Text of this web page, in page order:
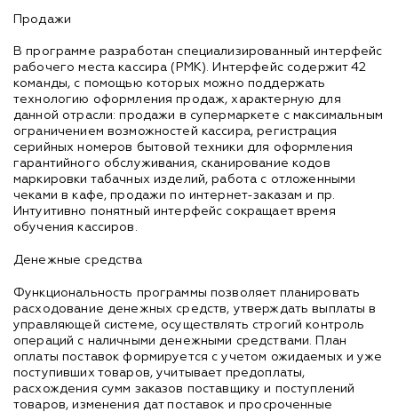
Продажи
В программе разработан специализированный интерфейс
рабочего места кассира (РМК). Интерфейс содержит 42
команды, с помощью которых можно поддержать
технологию оформления продаж, характерную для
данной отрасли: продажи в супермаркете с максимальным
ограничением возможностей кассира, регистрация
серийных номеров бытовой техники для оформления
гарантийного обслуживания, сканирование кодов
маркировки табачных изделий, работа с отложенными
чеками в кафе, продажи по интернет-заказам и пр.
Интуитивно понятный интерфейс сокращает время
обучения кассиров.
Денежные средства
Функциональность программы позволяет планировать
расходование денежных средств, утверждать выплаты в
управляющей системе, осуществлять строгий контроль
операций с наличными денежными средствами. План
оплаты поставок формируется с учетом ожидаемых и уже
поступивших товаров, учитывает предоплаты,
расхождения сумм заказов поставщику и поступлений
товаров, изменения дат поставок и просроченные